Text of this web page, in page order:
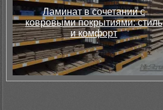
Ламинат в сочетании с
ковровыми покрытиями: стиль
и комфорт